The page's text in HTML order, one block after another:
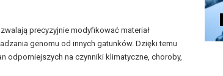
precyzyjnie modyfikować materiał
genomu od innych gatunków. Dzięki temu
odporniejszych na czynniki klimatyczne, choroby,